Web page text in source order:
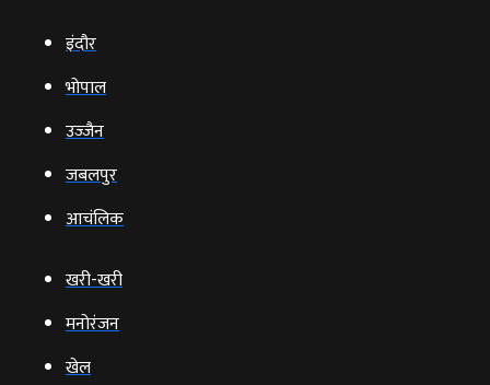
इंदौर
भोपाल
उज्‍जैन
जबलपुर
आचंलिक
खरी-खरी
मनोरंजन
खेल